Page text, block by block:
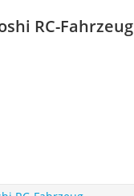
RC-Fahrzeug